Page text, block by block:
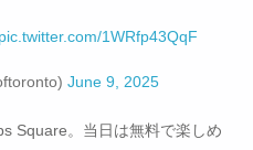
pic.twitter.com/1WRfp43QqF
June 9, 2025
Square。当日は無料で楽しめ